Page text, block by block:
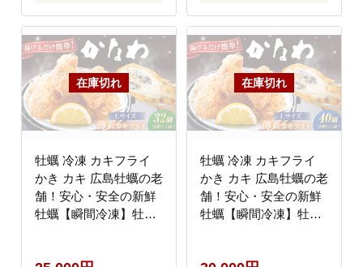
牡蠣 冷凍 カキフライ
かき カキ 広島牡蠣の老
舗！安心・安全の新鮮
牡蠣【瞬間冷凍】牡蠣
牡蠣 冷凍 カキフライ
かき カキ 広島牡蠣の老
舗！安心・安全の新鮮
牡蠣【瞬間冷凍】牡蠣